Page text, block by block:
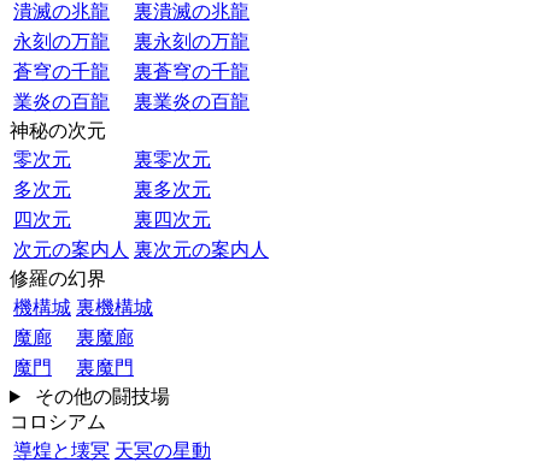
潰滅の兆龍
裏潰滅の兆龍
永刻の万龍
裏永刻の万龍
蒼穹の千龍
裏蒼穹の千龍
業炎の百龍
裏業炎の百龍
神秘の次元
零次元
裏零次元
多次元
裏多次元
四次元
裏四次元
次元の案内人 裏次元の案内人
修羅の幻界
機構城 裏機構城
魔廊
裏魔廊
魔門
裏魔門
その他の闘技場
コロシアム
導煌と壊冥 天冥の星動